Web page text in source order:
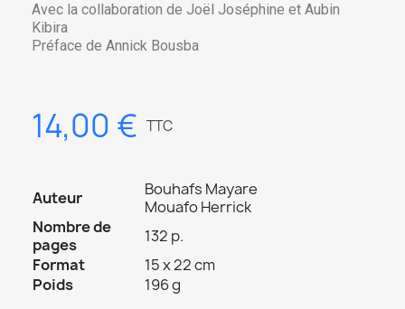
Avec la collaboration de Joël Joséphine et Aubin
Kibira
Préface de Annick Bousba
14,00 € TTC
Auteur
Bouhafs Mayare
Mouafo Herrick
Nombre de
pages
132 p.
Format
15 x 22 cm
Poids
196 g